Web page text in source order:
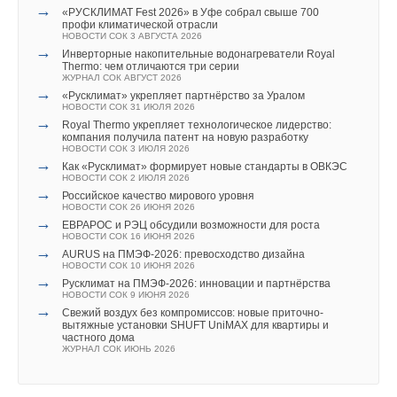
→
«РУСКЛИМАТ Fest 2026» в Уфе собрал свыше 700
профи климатической отрасли
НОВОСТИ СОК 3 АВГУСТА 2026
→
Инверторные накопительные водонагреватели Royal
Thermo: чем отличаются три серии
ЖУРНАЛ СОК АВГУСТ 2026
→ «Русклимат» укрепляет партнёрство за Уралом
НОВОСТИ СОК 31 ИЮЛЯ 2026
→
Royal Thermo укрепляет технологическое лидерство:
компания получила патент на новую разработку
НОВОСТИ СОК 3 ИЮЛЯ 2026
→ Как «Русклимат» формирует новые стандарты в ОВКЭС
НОВОСТИ СОК 2 ИЮЛЯ 2026
→ Российское качество мирового уровня
НОВОСТИ СОК 26 ИЮНЯ 2026
→ ЕВРАРОС и РЭЦ обсудили возможности для роста
НОВОСТИ СОК 16 ИЮНЯ 2026
→ AURUS на ПМЭФ-2026: превосходство дизайна
НОВОСТИ СОК 10 ИЮНЯ 2026
→ Русклимат на ПМЭФ-2026: инновации и партнёрства
НОВОСТИ СОК 9 ИЮНЯ 2026
→
Свежий воздух без компромиссов: новые приточно-
вытяжные установки SHUFT UniMAX для квартиры и
частного дома
ЖУРНАЛ СОК ИЮНЬ 2026
→ Вандйорд - новое имя Грундфос в России!
НОВОСТИ СОК 30 ИЮЛЯ 2024
складе
НОВОСТИ СОК 21 ИЮЛЯ 2023
датского концерна Grundfos
НОВОСТИ СОК 28 ИЮНЯ 2023
→
Датский производитель насосов Grundfos объявил об
уходе с российского рынка
НОВОСТИ СОК 25 АВГУСТА 2022
→ Grundfos расширила линейку вертикальных насосов
НОВОСТИ СОК 11 МАРТА 2022
→ Ежегодное совещание в компании АСТИВ
НОВОСТИ СОК 18 ФЕВРАЛЯ 2022
→
Оборудование GRUNDFOS включено в Реестр
промышленной продукции, произведённой в РФ
НОВОСТИ СОК 18 ФЕВРАЛЯ 2022
Grundfos Product Center переходит на новый
улучшенный интерфейс
НОВОСТИ СОК 10 ФЕВРАЛЯ 2022
→ «Грундфос» стал партнёром проекта «Дети солнца»
НОВОСТИ СОК 21 ЯНВАРЯ 2022
Hamilton Bonaduz AG, «РеалСтрой» («Дымоходные системы
Prime»), «Термоблок», «ДВС Ресурс». На TechnoPark Ural
также можно будет ознакомиться с решениями для
водоснабжения, водоподготовки и очистки сточных вод,
системами очистки воздуха.
Деловая программа
Выставку TechnoPark Ural будет сопровождать обширная
деловая программа, которая охватит широкий спектр
актуальных тем и практических вопросов: развитие
промышленного потенциала Уральского Федерального
округа, актуальные вопросы обеспечения соблюдения
промпроизводствами существующих норм выбросов
вредных веществ, очистки промышленных сточных вод,
а также вопросы технического перевооружения
машиностроительных предприятий.
НОВОСТИ СОК 22 ИЮЛЯ 2026
Германия подключила более 1 ГВт морской
ветроэнергетики за полгода
НОВОСТИ СОК 22 ИЮЛЯ 2026
Уведомления отключены
Комментарии
В этой теме еще нет комментариев
Добавить комментарий
Ваше имя *
Унитаз имеет функцию мгновенного нагрева, он
поддерживает дистанционное управление, функцию
импульсной промывки под давлением, подогрев воды, сушку
тёплым воздухом, дезодорацию активированным углем,
мягкий ночник и другие функции.
Унитаз также оснащён ЖК-дисплеем, на котором
отображается текущая температура воды.